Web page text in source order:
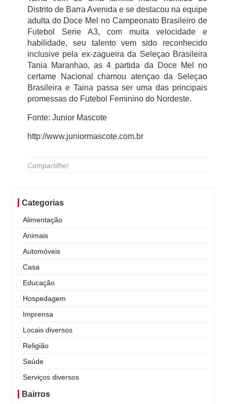
Distrito de Barra Avenida e se destacou na equipe
adulta do Doce Mel no Campeonato Brasileiro de
Futebol Serie A3, com muita velocidade e
habilidade, seu talento vem sido reconhecido
inclusive pela ex-zagueira da Seleçao Brasileira
Tania Maranhao, as 4 partida da Doce Mel no
certame Nacional chamou atençao da Seleçao
Brasileira e Taina passa ser uma das principais
promessas do Futebol Feminino do Nordeste.
Fonte: Junior Mascote
http://www.juniormascote.com.br
Compartilhe!
Categorias
Alimentação
Animais
Automóveis
Casa
Educação
Hospedagem
Imprensa
Locais diversos
Religião
Saúde
Serviços diversos
Bairros